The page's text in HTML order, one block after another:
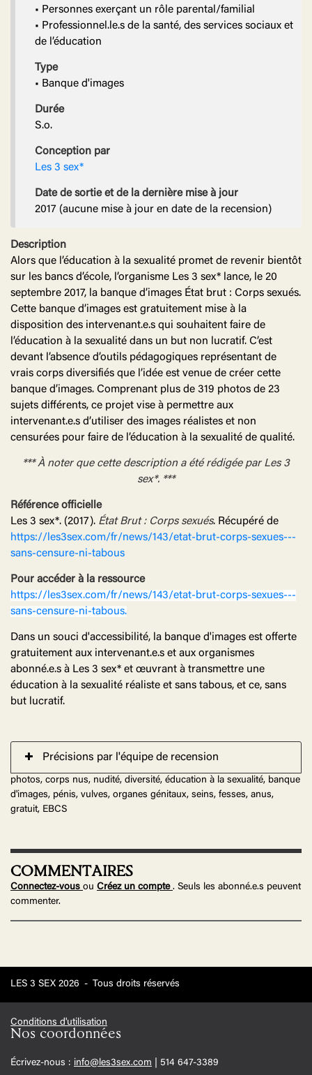
• Personnes exerçant un rôle parental/familial
• Professionnel.le.s de la santé, des services sociaux et
de l’éducation
Type
• Banque d'images
Durée
S.o.
Conception par
Les 3 sex*
Date de sortie etde la dernière mise à jour
2017 (aucune mise à jour en date de la recension)
Description
Alors que l’éducation à la sexualité promet de revenir bientôt
sur les bancs d’école, l’organisme Les 3 sex* lance, le 20
septembre 2017, la banque d’images État brut : Corps sexués.
Cette banque d’images est gratuitement mise à la
disposition des intervenant.e.s qui souhaitent faire de
l’éducation à la sexualité dans un but non lucratif. C’est
devant l’absence d’outils pédagogiques représentant de
vrais corps diversifiés que l’idée est venue de créer cette
banque d’images. Comprenant plus de 319 photos de 23
sujets différents, ce projet vise à permettre aux
intervenant.e.s d’utiliser des images réalistes et non
censurées pour faire de l’éducation à la sexualité de qualité.
*** À noter que cette description a été rédigée par Les 3
sex*. ***
Référence officielle
Les 3 sex*. (2017). État Brut : Corps sexués. Récupéré de
https://les3sex.com/fr/news/143/etat-brut-corps-sexues---
sans-censure-ni-tabous
Pour accéder à la ressource
https://les3sex.com/fr/news/143/etat-brut-corps-sexues---
sans-censure-ni-tabous.
Dans un souci d'accessibilité, la banque d'images est offerte
gratuitement aux intervenant.e.s et aux organismes
abonné.e.s à Les 3 sex* et œuvrant à transmettre une
éducation à la sexualité réaliste et sans tabous, et ce, sans
but lucratif.
Précisions par l'équipe de recension
photos, corps nus, nudité, diversité, éducation à la sexualité, banque
d'images, pénis, vulves, organes génitaux, seins, fesses, anus,
gratuit, EBCS
COMMENTAIRES
Connectez-vous ou Créez un compte . Seuls les abonné.e.s peuvent
commenter.
LES 3 SEX 2026 - Tous droits réservés
Conditions d'utilisation
Nos coordonnées
Écrivez-nous : info@les3sex.com | 514 647-3389